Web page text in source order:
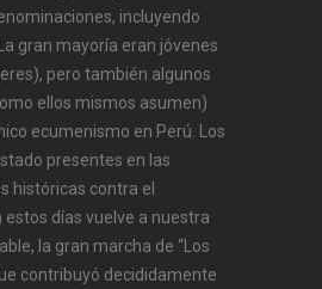
incluyendo
gran mayoría eran jóvenes
pero también algunos
ellos mismos asumen)
ecumenismo en Perú. Los
presentes en las
históricas contra el
días vuelve a nuestra
la gran marcha de “Los
contribuyó decididamente